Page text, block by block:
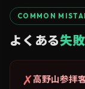
COMMON
よくある失
✗高野山参拝